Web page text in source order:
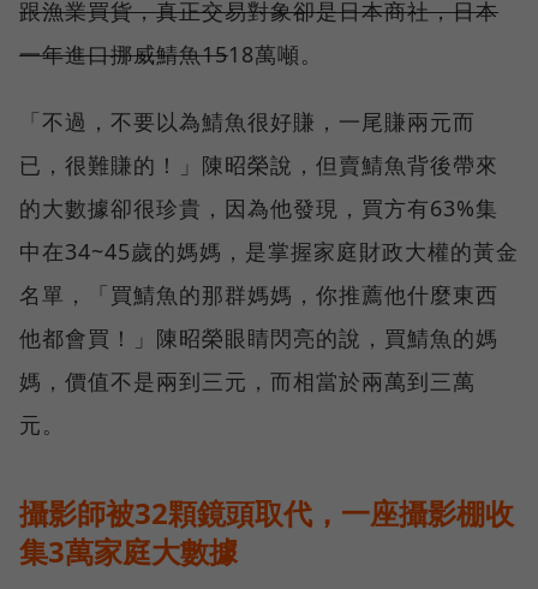
跟漁業買貨，真正交易對象卻是日本商社，日本
一年進口挪威鯖魚1518萬噸。
「不過，不要以為鯖魚很好賺，一尾賺兩元而
已，很難賺的！」陳昭榮說，但賣鯖魚背後帶來
的大數據卻很珍貴，因為他發現，買方有63%集
中在34~45歲的媽媽，是掌握家庭財政大權的黃金
名單，「買鯖魚的那群媽媽，你推薦他什麼東西
他都會買！」陳昭榮眼睛閃亮的說，買鯖魚的媽
媽，價值不是兩到三元，而相當於兩萬到三萬
元。
攝影師被32顆鏡頭取代，一座攝影棚收
集3萬家庭大數據